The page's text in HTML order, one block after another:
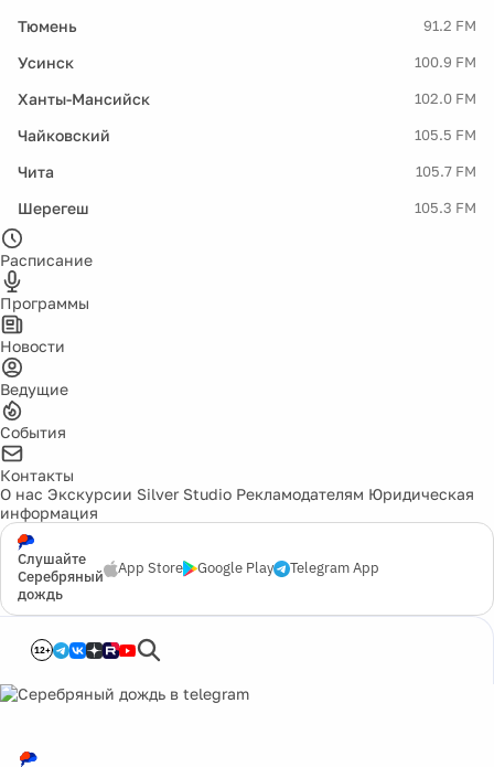
Тюмень 91.2 FM
Усинск 100.9 FM
Ханты-Мансийск 102.0 FM
Чайковский 105.5 FM
Чита 105.7 FM
Шерегеш 105.3 FM
Расписание
Программы
Новости
Ведущие
События
Контакты
О нас Экскурсии Silver Studio Рекламодателям Юридическая
информация
Слушайте
Серебряный
дождь
App Store Google Play Telegram App
12+